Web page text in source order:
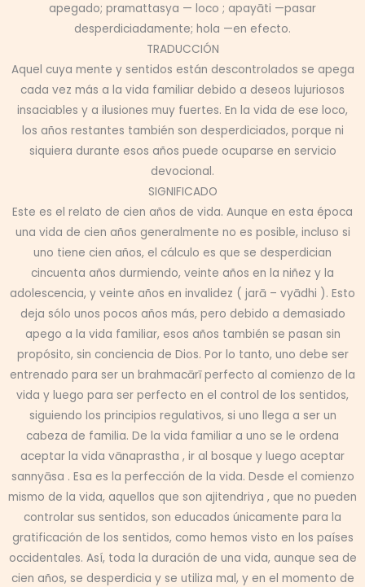
apegado; pramattasya — loco ; apayāti —pasar
desperdiciadamente; hola —en efecto.
TRADUCCIÓN
Aquel cuya mente y sentidos están descontrolados se apega
cada vez más a la vida familiar debido a deseos lujuriosos
insaciables y a ilusiones muy fuertes. En la vida de ese loco,
los años restantes también son desperdiciados, porque ni
siquiera durante esos años puede ocuparse en servicio
devocional.
SIGNIFICADO
Este es el relato de cien años de vida. Aunque en esta época
una vida de cien años generalmente no es posible, incluso si
uno tiene cien años, el cálculo es que se desperdician
cincuenta años durmiendo, veinte años en la niñez y la
adolescencia, y veinte años en invalidez ( jarā – vyādhi ). Esto
deja sólo unos pocos años más, pero debido a demasiado
apego a la vida familiar, esos años también se pasan sin
propósito, sin conciencia de Dios. Por lo tanto, uno debe ser
entrenado para ser un brahmacārī perfecto al comienzo de la
vida y luego para ser perfecto en el control de los sentidos,
siguiendo los principios regulativos, si uno llega a ser un
cabeza de familia. De la vida familiar a uno se le ordena
aceptar la vida vānaprastha , ir al bosque y luego aceptar
sannyāsa . Esa es la perfección de la vida. Desde el comienzo
mismo de la vida, aquellos que son ajitendriya , que no pueden
controlar sus sentidos, son educados únicamente para la
gratificación de los sentidos, como hemos visto en los países
occidentales. Así, toda la duración de una vida, aunque sea de
cien años, se desperdicia y se utiliza mal, y en el momento de